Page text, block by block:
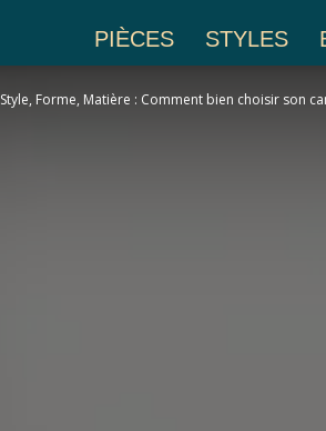
PIÈCES STYLES
Style, Forme, Matière : Comment bien choisir son